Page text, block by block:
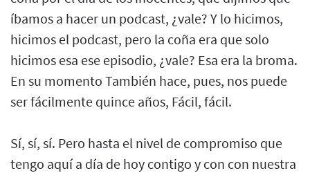
íbamos a hacer un podcast, ¿vale? Y lo hicimos,
hicimos el podcast, pero la coña era que solo
hicimos esa ese episodio, ¿vale? Esa era la broma.
En su momento También hace, pues, nos puede
ser fácilmente quince años, Fácil, fácil.
Sí, sí, sí. Pero hasta el nivel de compromiso que
tengo aquí a día de hoy contigo y con con nuestra